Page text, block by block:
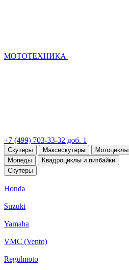
МОТОТЕХНИКА
+7 (499) 703-33-32 доб. 1
Скутеры Максискутеры Мотоциклы
Мопеды
Квадроциклы и питбайки
Скутеры
Honda
Suzuki
Yamaha
VMC (Vento)
Regulmoto